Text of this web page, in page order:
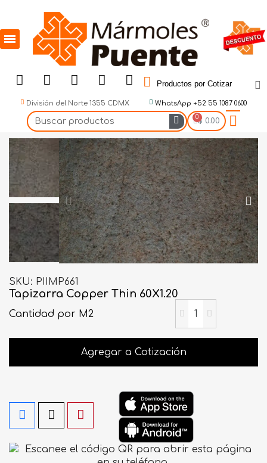
Productos por Cotizar
División del Norte 1355 CDMX WhatsApp +52 55 1087 0600
$ 0.00
SKU PIIMP661
Tapizarra Copper Thin 60X1.20
Cantidad por M2
Agregar a Cotización